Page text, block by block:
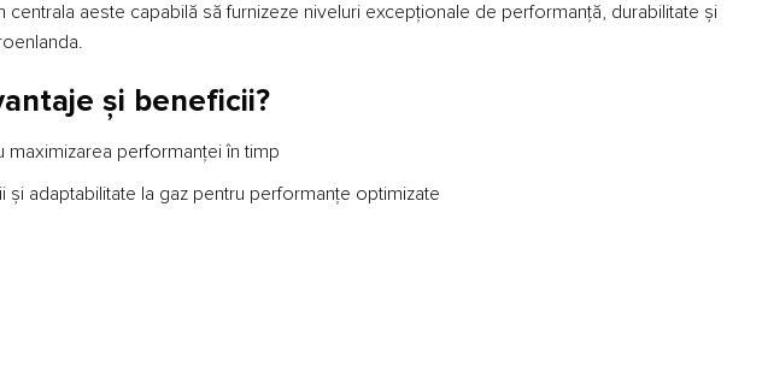
centrala aeste capabilă să furnizeze niveluri excepționale de performanță, durabilitate și
și beneficii?
maximizarea performanței în timp
adaptabilitate la gaz pentru performanțe optimizate